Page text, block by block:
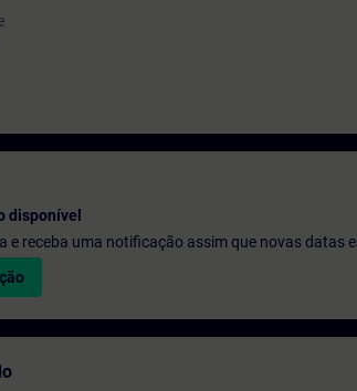
disponível
e receba uma notificação assim que novas datas